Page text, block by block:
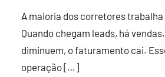
A maioria dos corretores
Quando chegam leads, há
diminuem, o faturamento cai.
operação […]